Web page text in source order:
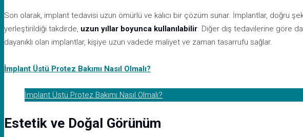
Son olarak, implant tedavisi uzun ömürlü ve kalıcı bir çözüm sunar. İmplantlar, doğru
yerleştirildiği takdirde, uzun yıllar boyunca kullanılabilir. Diğer diş tedavilerine göre
dayanıklı olan implantlar, kişiye uzun vadede maliyet ve zaman tasarrufu sağlar.
İmplant Üstü Protez Bakımı Nasıl Olmalı?
İmplant Üstü Protez Bakımı Nasıl Olmalı?
Estetik ve Doğal Görünüm